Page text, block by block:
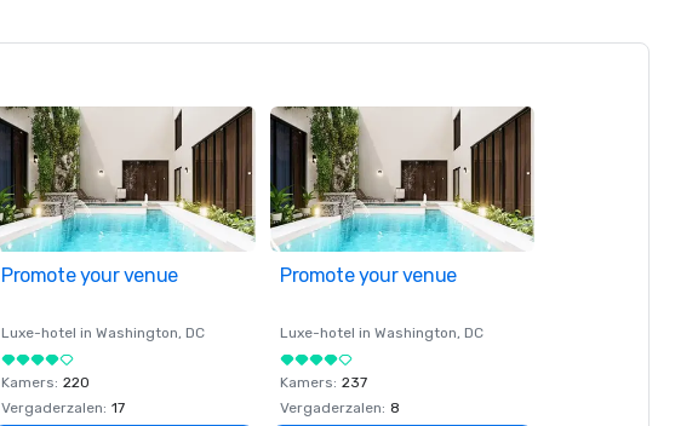
Promote your venue
Luxe-hotel in Washington, DC
Kamers: 220
Vergaderzalen: 17
Promote your venue
Luxe-hotel in Washington, DC
Kamers: 237
Vergaderzalen: 8